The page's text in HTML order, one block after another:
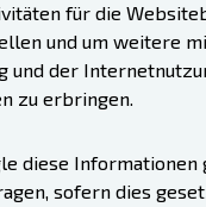
für die
und um weitere
und der
zu erbringen.
diese Informationen
sofern dies